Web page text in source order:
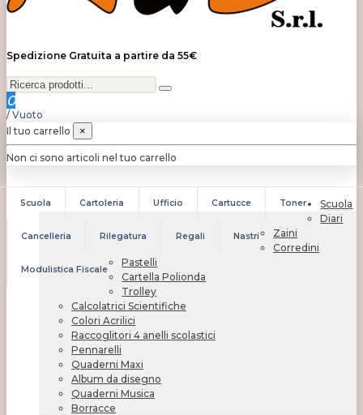
Spedizione Gratuita a partire da 55€
0
/ Vuoto
Il tuo carrello
×
Non ci sono articoli nel tuo carrello
Scuola Cartoleria Ufficio Cartucce Toner
Cancelleria Rilegatura Regali Nastri
Modulistica Fiscale
Scuola
Diari
Zaini
Corredini
Pastelli
Cartella Polionda
Trolley
Calcolatrici Scientifiche
Colori Acrilici
Raccoglitori 4 anelli scolastici
Pennarelli
Quaderni Maxi
Album da disegno
Quaderni Musica
Borracce